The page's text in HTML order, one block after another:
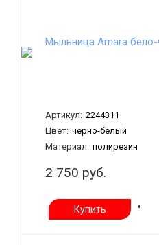
Мыльница Amara бело-
Артикул: 2244311
Цвет: черно-белый
Материал: полирезин
2 750 руб.
Купить